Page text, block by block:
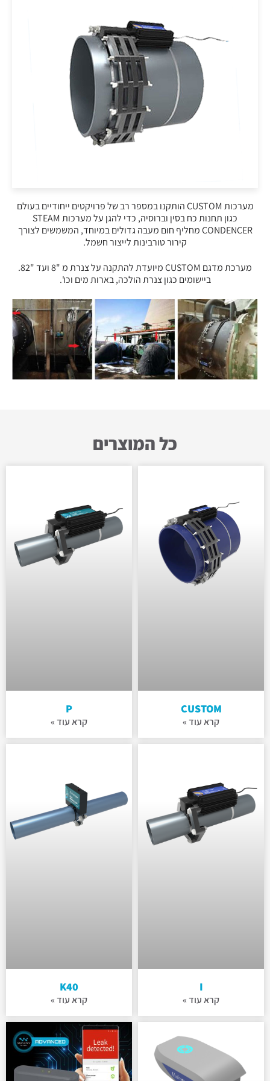
מערכות CUSTOM הותקנו במספר רב של פרויקטים ייחודיים בעולם
כגון תחנות כח בסין וברוסיה, כדי להגן על מערכות STEAM
CONDENCER מחליף חום מעבה גדולים במיוחד, המשמשים לצורך
קירור טורבינות לייצור חשמל.
מערכת מדגם CUSTOM מיועדת להתקנה על צנרת מ "8 ועד "82.
ביישומים כגון צנרת הולכה, בארות מים וכו'.
כל המוצרים
CUSTOM
קרא עוד »
P
קרא עוד »
I
קרא עוד »
K40
קרא עוד »